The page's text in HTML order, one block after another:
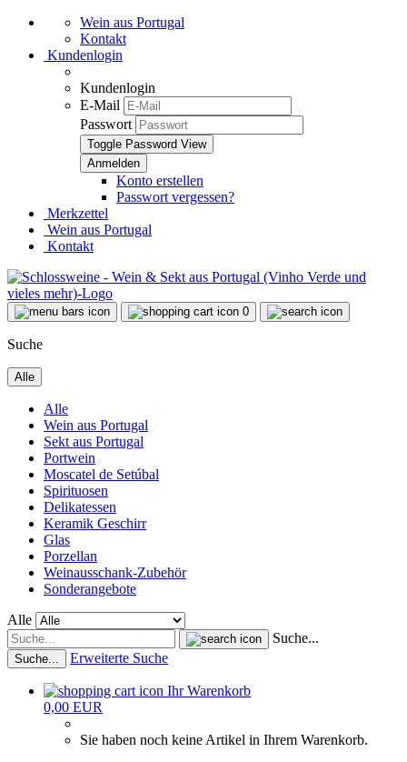
Wein aus Portugal
Kontakt
Kundenlogin
Kundenlogin
E-Mail
Passwort
Toggle Password View
Konto erstellen
Passwort vergessen?
Merkzettel
Wein aus Portugal
Kontakt
0
Suche
Alle
Alle
Wein aus Portugal
Sekt aus Portugal
Portwein
Moscatel de Setúbal
Spirituosen
Delikatessen
Keramik Geschirr
Glas
Porzellan
Weinausschank-Zubehör
Sonderangebote
Alle
Suche...
Suche... Erweiterte Suche
Ihr Warenkorb
0,00 EUR
Sie haben noch keine Artikel in Ihrem Warenkorb.